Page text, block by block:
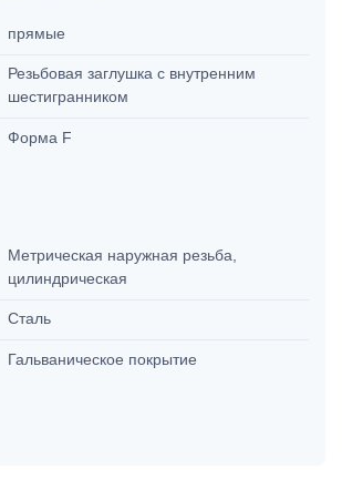
прямые
Резьбовая заглушка с внутренним
шестигранником
Форма F
Метрическая наружная резьба,
цилиндрическая
Сталь
Гальваническое покрытие